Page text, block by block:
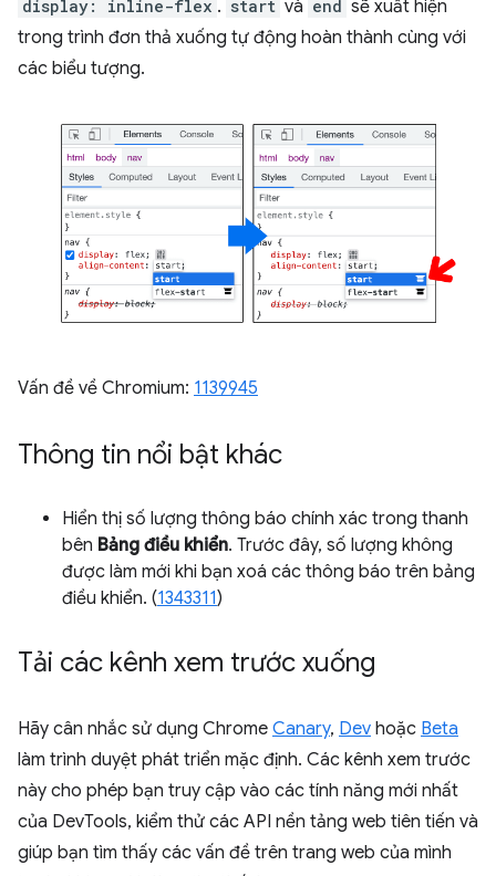
display: inline-flex . start và end sẽ xuất hiện
trong trình đơn thả xuống tự động hoàn thành cùng với
các biểu tượng.
Vấn đề về Chromium: 1139945
Thông tin nổi bật khác
Hiển thị số lượng thông báo chính xác trong thanh
bên Bảng điều khiển. Trước đây, số lượng không
được làm mới khi bạn xoá các thông báo trên bảng
điều khiển. (1343311)
Tải các kênh xem trước xuống
Hãy cân nhắc sử dụng Chrome Canary, Dev hoặc Beta
làm trình duyệt phát triển mặc định. Các kênh xem trước
này cho phép bạn truy cập vào các tính năng mới nhất
của DevTools, kiểm thử các API nền tảng web tiên tiến và
giúp bạn tìm thấy các vấn đề trên trang web của mình